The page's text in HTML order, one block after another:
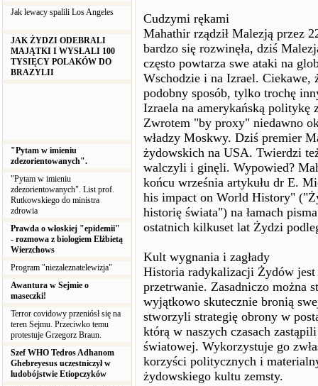
Jak lewacy spalili Los Angeles
JAK ŻYDZI ODEBRALI
MAJĄTKI I WYSŁALI 100
TYSIĘCY POLAKÓW DO
BRAZYLII
"Pytam w imieniu
zdezorientowanych".
"Pytam w imieniu
zdezorientowanych". List prof.
Rutkowskiego do ministra
zdrowia
Prawda o włoskiej "epidemii"
- rozmowa z biologiem Elżbietą
Wierzchows
Program "niezaleznatelewizja"
Awantura w Sejmie o
maseczki!
Terror covidowy przeniósł się na
teren Sejmu. Przeciwko temu
protestuje Grzegorz Braun.
Szef WHO Tedros Adhanom
Ghebreyesus uczestniczył w
ludobójstwie Etiopczyków
Cudzymi rękami
Mahathir rządził Malezją przez
bardzo się rozwinęła, dziś
często powtarza swe ataki na
Wschodzie i na Izrael. Ciekawe,
podobny sposób, tylko trochę
Izraela na amerykańską politykę
Zwrotem "by proxy" niedawno
władzy Moskwy. Dziś premier
żydowskich na USA. Twierdzi
walczyli i ginęli. Wypowied?
końcu września artykułu dr E.
his impact on World History"
historię świata") na łamach
ostatnich kilkuset lat Żydzi
Kult wygnania i zagłady
Historia radykalizacji Żydów
przetrwanie. Zasadniczo można
wyjątkowo skutecznie bronią
stworzyli strategię obrony w
którą w naszych czasach
światowej. Wykorzystuje go
korzyści politycznych i
żydowskiego kultu zemsty.